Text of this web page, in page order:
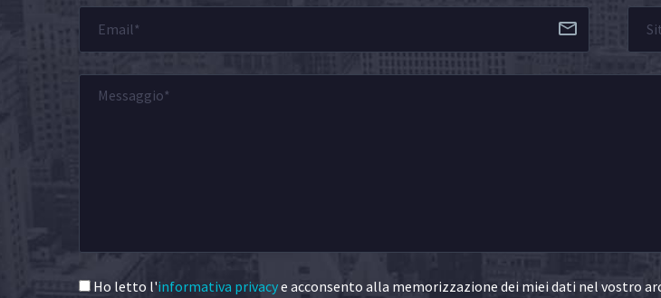
Ho letto l'informativa privacye acconsento alla memorizzazione dei miei dati nel vostro